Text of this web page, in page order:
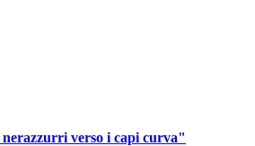
verso i capi curva"